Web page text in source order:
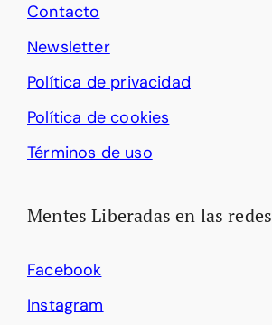
Contacto
Newsletter
Política de privacidad
Política de cookies
Términos de uso
Mentes Liberadas en las redes
Facebook
Instagram